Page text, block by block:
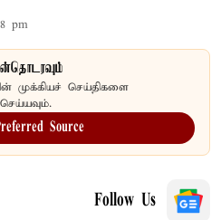
pm
முக்கியச் செய்திகளை
Source
Follow Us